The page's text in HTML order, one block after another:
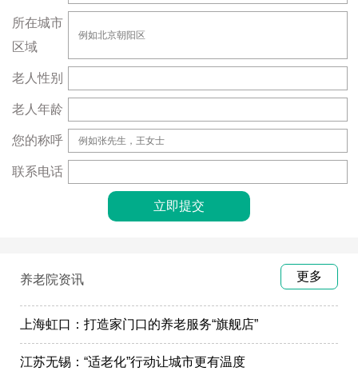
所在城市
区域
老人性别
老人年龄
您的称呼
联系电话
养老院资讯 更多
上海虹口：打造家门口的养老服务“旗舰店”
江苏无锡：“适老化”行动让城市更有温度